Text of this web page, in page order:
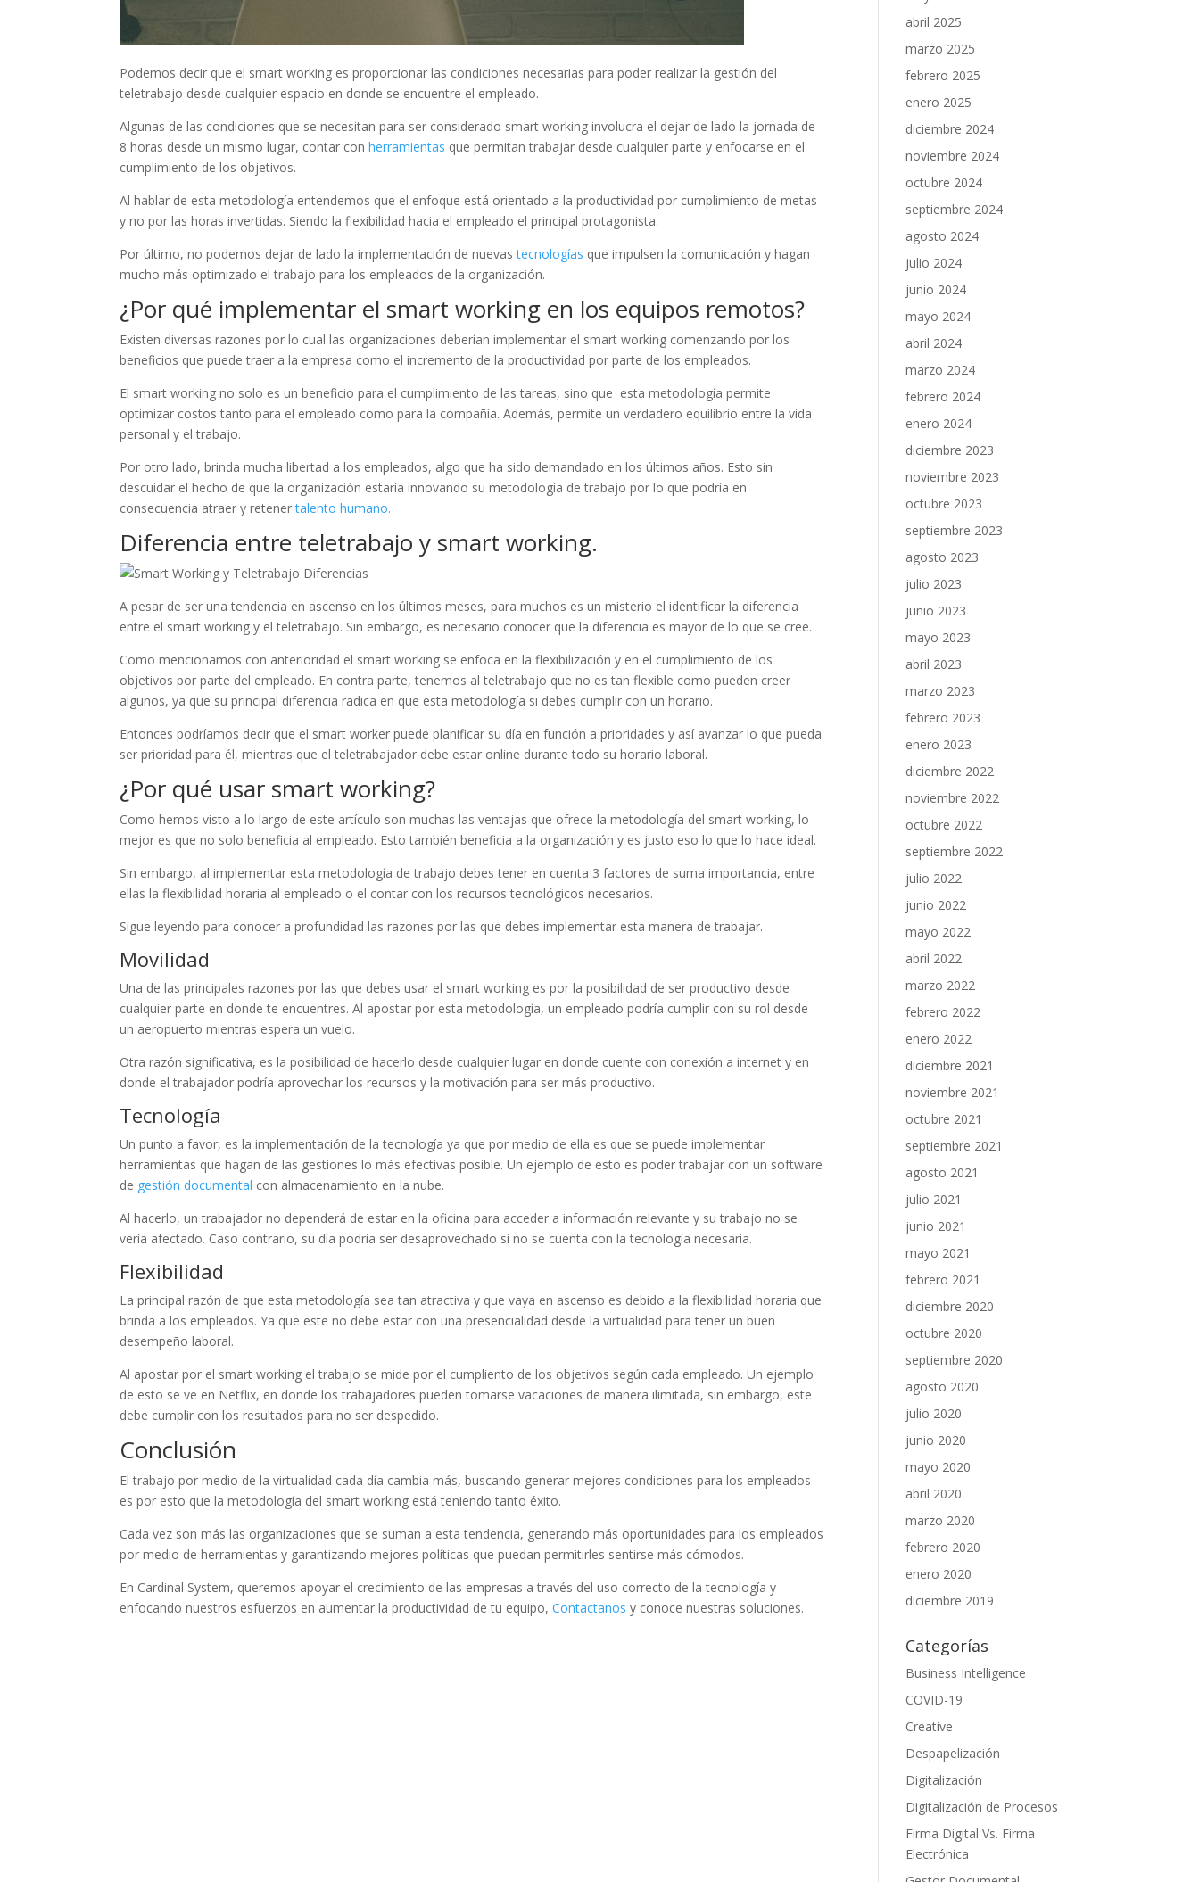
Podemos decir que el smart working es proporcionar las condiciones necesarias para poder realizar la gestión del
teletrabajo desde cualquier espacio en donde se encuentre el empleado.
Algunas de las condiciones que se necesitan para ser considerado smart working involucra el dejar de lado la jornada de
8 horas desde un mismo lugar, contar con herramientas que permitan trabajar desde cualquier parte y enfocarse en el
cumplimiento de los objetivos.
Al hablar de esta metodología entendemos que el enfoque está orientado a la productividad por cumplimiento de metas
y no por las horas invertidas. Siendo la flexibilidad hacia el empleado el principal protagonista.
Por último, no podemos dejar de lado la implementación de nuevastecnologías que impulsen la comunicación y hagan
mucho más optimizado el trabajo para los empleados de la organización.
¿Por qué implementar el smart working en los equipos remotos?
Existen diversas razones por lo cual las organizaciones deberían implementar el smart working comenzando por los
beneficios que puede traer a la empresa como el incremento de la productividad por parte de los empleados.
El smart working no solo es un beneficio para el cumplimiento de las tareas, sino que esta metodología permite
optimizar costos tanto para el empleado como para la compañía. Además, permite un verdadero equilibrio entre la vida
personal y el trabajo.
Por otro lado, brinda mucha libertad a los empleados, algo que ha sido demandado en los últimos años. Esto sin
descuidar el hecho de que la organización estaría innovando su metodología de trabajo por lo que podría en
consecuencia atraer y retenertalento humano.
Diferencia entre teletrabajo y smart working.
A pesar de ser una tendencia en ascenso en los últimos meses, para muchos es un misterio el identificar la diferencia
entre el smart working y el teletrabajo. Sin embargo, es necesario conocer que la diferencia es mayor de lo que se cree.
Como mencionamos con anterioridad el smart working se enfoca en la flexibilización y en el cumplimiento de los
objetivos por parte del empleado. En contra parte, tenemos al teletrabajo que no es tan flexible como pueden creer
algunos, ya que su principal diferencia radica en que esta metodología si debes cumplir con un horario.
Entonces podríamos decir que el smart worker puede planificar su día en función a prioridades y así avanzar lo que pueda
ser prioridad para él, mientras que el teletrabajador debe estar online durante todo su horario laboral.
¿Por qué usar smart working?
Como hemos visto a lo largo de este artículo son muchas las ventajas que ofrece la metodología del smart working, lo
mejor es que no solo beneficia al empleado. Esto también beneficia a la organización y es justo eso lo que lo hace ideal.
Sin embargo, al implementar esta metodología de trabajo debes tener en cuenta 3 factores de suma importancia, entre
ellas la flexibilidad horaria al empleado o el contar con los recursos tecnológicos necesarios.
Sigue leyendo para conocer a profundidad las razones por las que debes implementar esta manera de trabajar.
Movilidad
Una de las principales razones por las que debes usar el smart working es por la posibilidad de ser productivo desde
cualquier parte en donde te encuentres. Al apostar por esta metodología, un empleado podría cumplir con su rol desde
un aeropuerto mientras espera un vuelo.
Otra razón significativa, es la posibilidad de hacerlo desde cualquier lugar en donde cuente con conexión a internet y en
donde el trabajador podría aprovechar los recursos y la motivación para ser más productivo.
Tecnología
Un punto a favor, es la implementación de la tecnología ya que por medio de ella es que se puede implementar
herramientas que hagan de las gestiones lo más efectivas posible. Un ejemplo de esto es poder trabajar con un software
de gestión documental con almacenamiento en la nube.
Al hacerlo, un trabajador no dependerá de estar en la oficina para acceder a información relevante y su trabajo no se
vería afectado. Caso contrario, su día podría ser desaprovechado si no se cuenta con la tecnología necesaria.
Flexibilidad
La principal razón de que esta metodología sea tan atractiva y que vaya en ascenso es debido a la flexibilidad horaria que
brinda a los empleados. Ya que este no debe estar con una presencialidad desde la virtualidad para tener un buen
desempeño laboral.
Al apostar por el smart working el trabajo se mide por el cumpliento de los objetivos según cada empleado. Un ejemplo
de esto se ve en Netflix, en donde los trabajadores pueden tomarse vacaciones de manera ilimitada, sin embargo, este
debe cumplir con los resultados para no ser despedido.
Conclusión
El trabajo por medio de la virtualidad cada día cambia más, buscando generar mejores condiciones para los empleados
es por esto que la metodología del smart working está teniendo tanto éxito.
Cada vez son más las organizaciones que se suman a esta tendencia, generando más oportunidades para los empleados
por medio de herramientas y garantizando mejores políticas que puedan permitirles sentirse más cómodos.
En Cardinal System, queremos apoyar el crecimiento de las empresas a través del uso correcto de la tecnología y
enfocando nuestros esfuerzos en aumentar la productividad de tu equipo,Contactanos y conoce nuestras soluciones.
abril 2025
marzo 2025
febrero 2025
enero 2025
diciembre 2024
noviembre 2024
octubre 2024
septiembre 2024
agosto 2024
julio 2024
junio 2024
mayo 2024
abril 2024
marzo 2024
febrero 2024
enero 2024
diciembre 2023
noviembre 2023
octubre 2023
septiembre 2023
agosto 2023
julio 2023
junio 2023
mayo 2023
abril 2023
marzo 2023
febrero 2023
enero 2023
diciembre 2022
noviembre 2022
octubre 2022
septiembre 2022
julio 2022
junio 2022
mayo 2022
abril 2022
marzo 2022
febrero 2022
enero 2022
diciembre 2021
noviembre 2021
octubre 2021
septiembre 2021
agosto 2021
julio 2021
junio 2021
mayo 2021
febrero 2021
diciembre 2020
octubre 2020
septiembre 2020
agosto 2020
julio 2020
junio 2020
mayo 2020
abril 2020
marzo 2020
febrero 2020
enero 2020
diciembre 2019
Categorías
Business Intelligence
COVID-19
Creative
Despapelización
Digitalización
Digitalización de Procesos
Firma Digital Vs. Firma
Electrónica